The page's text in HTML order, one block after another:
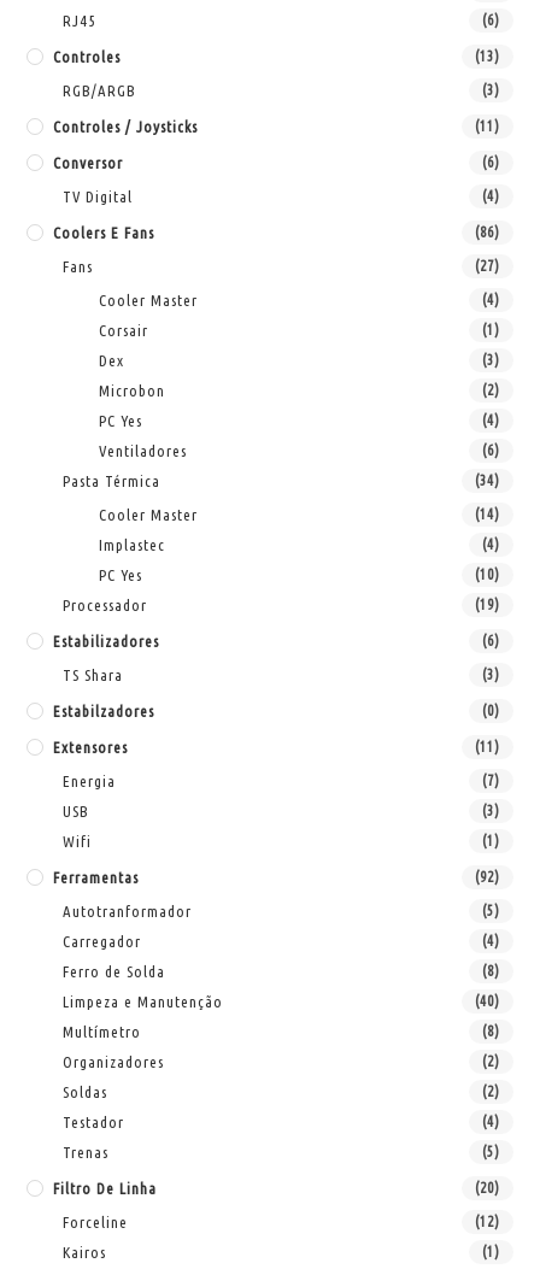
RJ45 (6)
Controles (13)
RGB/ARGB (3)
Controles / Joysticks (11)
Conversor (6)
TV Digital (4)
Coolers E Fans (86)
Fans (27)
Cooler Master (4)
Corsair (1)
Dex (3)
Microbon (2)
PC Yes (4)
Ventiladores (6)
Pasta Térmica (34)
Cooler Master (14)
Implastec (4)
PC Yes (10)
Processador (19)
Estabilizadores (6)
TS Shara (3)
Estabilzadores (0)
Extensores (11)
Energia (7)
USB (3)
Wifi (1)
Ferramentas (92)
Autotranformador (5)
Carregador (4)
Ferro de Solda (8)
Limpeza e Manutenção (40)
Multímetro (8)
Organizadores (2)
Soldas (2)
Testador (4)
Trenas (5)
Filtro De Linha (20)
Forceline (12)
Kairos (1)